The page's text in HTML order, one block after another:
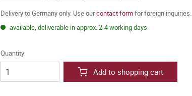
Delivery to Germany only. Use ourcontact formfor foreign inquiries.
available, deliverable in approx. 2-4 working days
Quantity:
Add to shopping cart